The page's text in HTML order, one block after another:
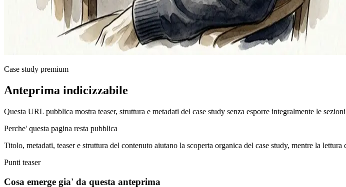
Case study premium
Anteprima indicizzabile
Questa URL pubblica mostra teaser, struttura e metadati del case study senza esporre integralmente le
Perche' questa pagina resta pubblica
Titolo, metadati, teaser e struttura del contenuto aiutano la scoperta organica del case study, mentre la
Punti teaser
Cosa emerge gia' da questa anteprima